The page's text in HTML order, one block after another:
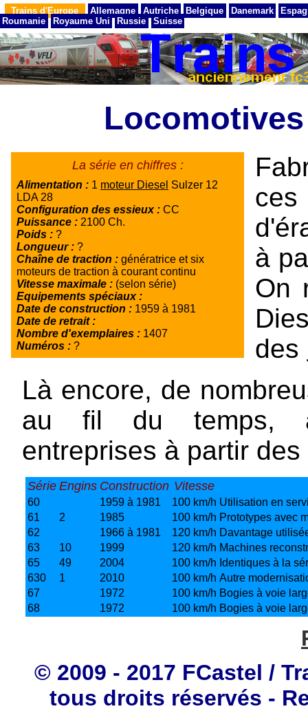
Trains d'Europe Allemagne Autriche Belgique Danemark
Roumanie
Royaume Uni Russie Suisse
Locomotives
La série en chiffres :
Alimentation : 1 moteur Diesel Sulzer 12
LDA 28
Configuration des essieux : CC
Puissance : 2100 Ch.
Poids : ?
Longueur : ?
Chaîne de traction : génératrice et six
moteurs de traction à courant continu
Vitesse maximale : (selon série)
Equipements spéciaux :
Date de construction : 1959 à 1981
Date de retrait :
Nombre d'exemplaires : 1407
Numéros : ?
à
On
des
Là encore, de
au fil du temps,
entreprises à partir
Série Engins Construction Vitesse
60 1959 à 1981 100 km/h Utilisation en
61
2 1985 100 km/h Prototypes avec
62
1966 à 1981 120 km/h Davantage
63
10 1999 120 km/h Machines
65
49 2004 100 km/h Identiques à la
630
1 2010 100 km/h Autre
67
1972 100 km/h Bogies à voie
68
1972 100 km/h Bogies à voie
© 2009 - 2017 FCastel /
tous droits réservés -